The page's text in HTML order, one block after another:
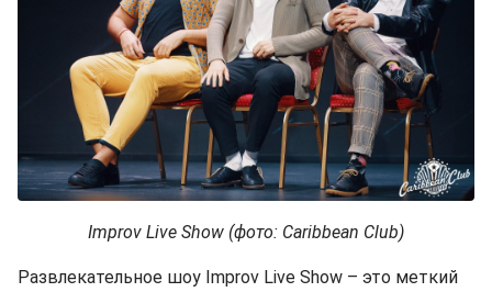
Improv Live Show (фото: Caribbean Club)
Развлекательное шоу Improv Live Show – это меткий